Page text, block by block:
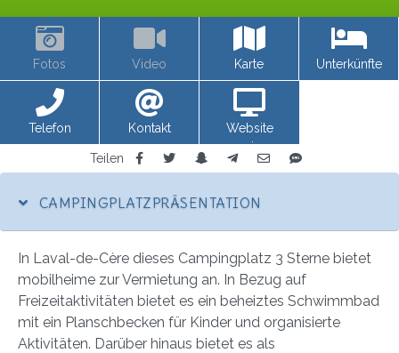
Fotos Video Karte Unterkünfte
Telefon Kontakt
Website
anzeigen
Teilen
CAMPINGPLATZPRÄSENTATION
In Laval-de-Cère dieses Campingplatz 3 Sterne bietet
mobilheime zur Vermietung an. In Bezug auf
Freizeitaktivitäten bietet es ein beheiztes Schwimmbad
mit ein Planschbecken für Kinder und organisierte
Aktivitäten. Darüber hinaus bietet es als